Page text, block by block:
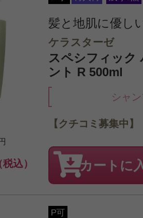
髪と地肌に優し
ケラスターゼ
スペシフィック
ント R 500ml
シャ
込）
【クチコミ募集中】
カートに
P可